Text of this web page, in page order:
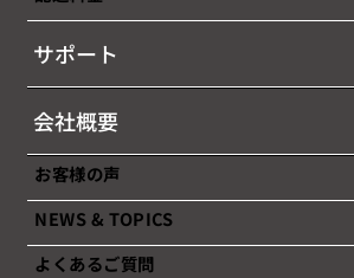
サポート
会社概要
お客様の声
NEWS & TOPICS
よくあるご質問